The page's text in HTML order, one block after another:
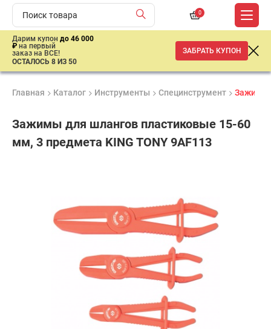
0
Дарим купон до 46 000
₽ на первый
заказ на ВСЕ!
ОСТАЛОСЬ 8 ИЗ 50
ЗАБРАТЬ КУПОН
Главная Каталог Инструменты Специнструмент Зажимы
Зажимы для шлангов пластиковые 15-60
мм, 3 предмета KING TONY 9AF113